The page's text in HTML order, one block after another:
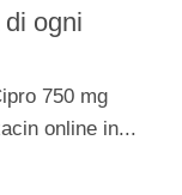
ogni
750 mg
online in...